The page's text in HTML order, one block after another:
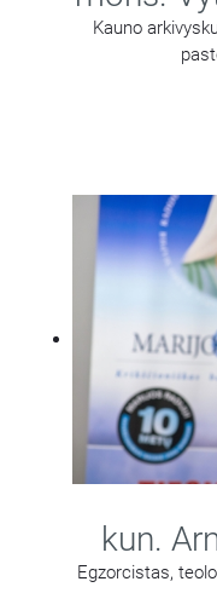
Kauno
kun.
Egzorcistas,